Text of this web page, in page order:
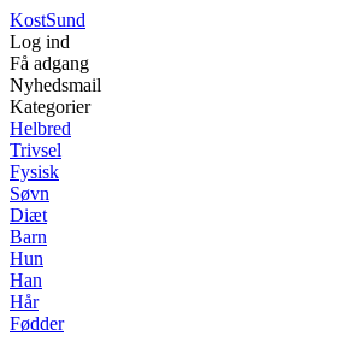
KostSund
Log ind
Få adgang
Nyhedsmail
Kategorier
Helbred
Trivsel
Fysisk
Søvn
Diæt
Barn
Hun
Han
Hår
Fødder